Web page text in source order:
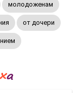
молодоженам
от дочери